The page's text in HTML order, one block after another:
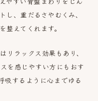
し、重だるさやむくみ、
えてくれます。
リラックス効果もあり、
を感じやすい方にもおす
吸するように心までゆる